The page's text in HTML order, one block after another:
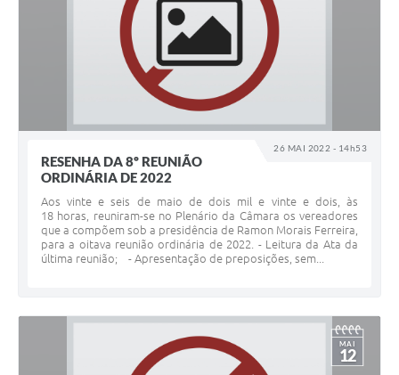
26 MAI 2022 - 14h53
RESENHA DA 8º REUNIÃO
ORDINÁRIA DE 2022
Aos vinte e seis de maio de dois mil e vinte e dois, às
18 horas, reuniram-se no Plenário da Câmara os vereadores
que a compõem sob a presidência de Ramon Morais Ferreira,
para a oitava reunião ordinária de 2022. - Leitura da Ata da
última reunião; - Apresentação de preposições, sem...
MAI
12